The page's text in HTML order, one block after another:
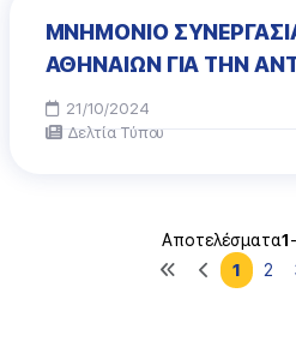
ΜΝΗΜΟΝΙΟ
ΑΘΗΝΑΙΩΝ ΓΙΑ ΤΗΝ
21/10/2024
Δελτία Τύπου
Αποτελέσματα1-
1
2